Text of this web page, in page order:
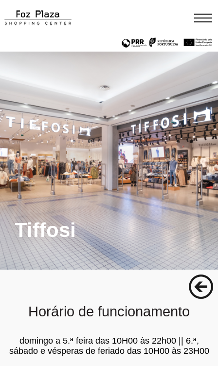
Tiffosi
Horário de funcionamento
domingo a 5.ª feira das 10H00 às 22h00 || 6.ª,
sábado e vésperas de feriado das 10H00 às 23H00